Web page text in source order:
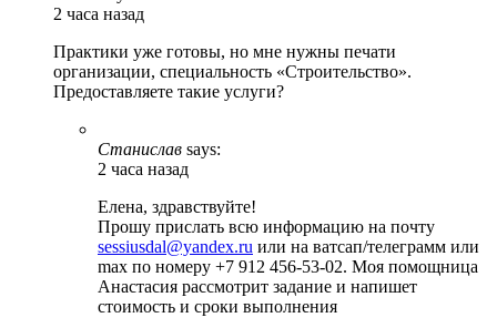
2 часа назад
Практики уже готовы, но мне нужны печати
организации, специальность «Строительство».
Предоставляете такие услуги?
Станислав says:
2 часа назад
Елена, здравствуйте!
Прошу прислать всю информацию на почту
sessiusdal@yandex.ru или на ватсап/телеграмм или
max по номеру +7 912 456-53-02. Моя помощница
Анастасия рассмотрит задание и напишет
стоимость и сроки выполнения